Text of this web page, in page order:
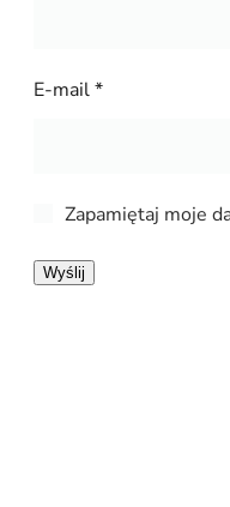
E-mail*
Zapamiętaj moje